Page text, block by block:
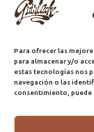
Para ofrecer las
para almacenar y/o
estas tecnologías nos
navegación o las
consentimiento, puede
Titular:
Domicilio:
Ciudad:Las
Registro